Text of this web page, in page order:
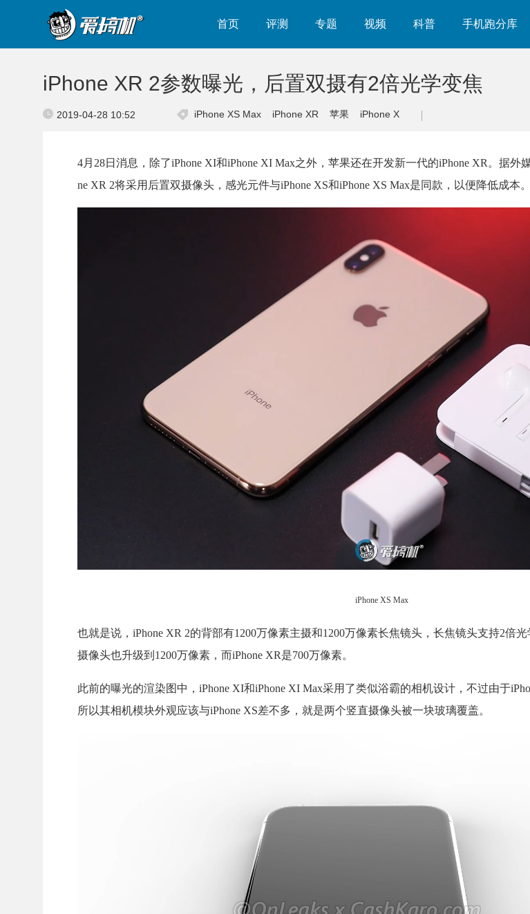
首页 评测 专题 视频 科普 手机跑分库
iPhone XR 2参数曝光，后置双摄有2倍光学变焦
2019-04-28 10:52 iPhone XS Max iPhone XR 苹果 iPhone X
4月28日消息，除了iPhone XI和iPhone XI Max之外，苹果还在开发新一代的iPhone XR。据外
ne XR 2将采用后置双摄像头，感光元件与iPhone XS和iPhone XS Max是同款，以便降低成本。
iPhone XS Max
也就是说，iPhone XR 2的背部有1200万像素主摄和1200万像素长焦镜头，长焦镜头支持2倍
摄像头也升级到1200万像素，而iPhone XR是700万像素。
此前的曝光的渲染图中，iPhone XI和iPhone XI Max采用了类似浴霸的相机设计，不过由于
所以其相机模块外观应该与iPhone XS差不多，就是两个竖直摄像头被一块玻璃覆盖。